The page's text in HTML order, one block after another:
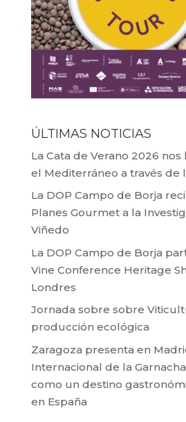
ÚLTIMAS NOTICIAS
La Cata de Verano 2026
el Mediterráneo a través de
La DOP Campo de Borja
Planes Gourmet a la
Viñedo
La DOP Campo de Borja
Vine Conference Heritage
Londres
Jornada sobre sobre
producción ecológica
Zaragoza presenta en
Internacional de la
como un destino
en España